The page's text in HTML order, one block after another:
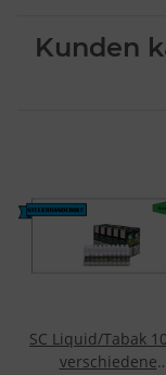
Kunden
SC Liquid/Tabak
verschiedene